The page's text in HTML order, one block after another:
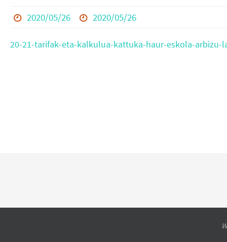
2020/05/26 2020/05/26
20-21-tarifak-eta-kalkulua-kattuka-haur-eskola-arbizu-